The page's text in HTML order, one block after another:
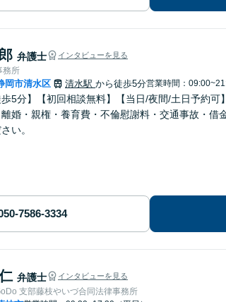
弁護士 インタビューを見る
務所
岡市清水区 清水駅 から徒歩5分営業時間：
歩5分】【初回相談無料】【当日/夜間/土日予約
離婚・親権・養育費・不倫慰謝料・交通事故・
い。
弁護士 インタビューを見る
支部藤枝やいづ合同法律事務所